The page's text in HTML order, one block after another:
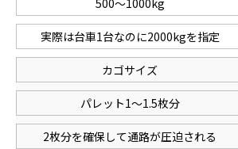
500〜1000kg
実際は台車1台なのに2000kgを指定
カゴサイズ
パレット1〜1.5枚分
2枚分を確保して通路が圧迫される